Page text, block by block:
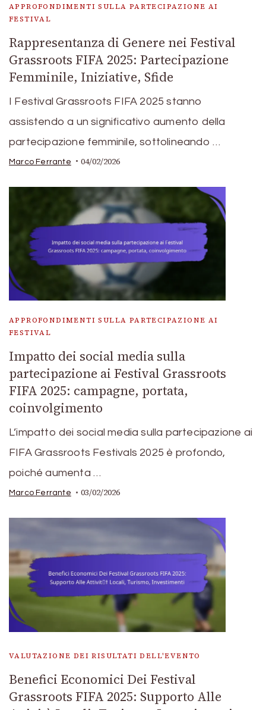
APPROFONDIMENTI SULLA PARTECIPAZIONE AI
FESTIVAL
Rappresentanza di Genere nei Festival
Grassroots FIFA 2025: Partecipazione
Femminile, Iniziative, Sfide
I Festival Grassroots FIFA 2025 stanno
assistendo a un significativo aumento della
partecipazione femminile, sottolineando …
Marco Ferrante 04/02/2026
APPROFONDIMENTI SULLA PARTECIPAZIONE AI
FESTIVAL
Impatto dei social media sulla
partecipazione ai Festival Grassroots
FIFA 2025: campagne, portata,
coinvolgimento
L’impatto dei social media sulla partecipazione ai
FIFA Grassroots Festivals 2025 è profondo,
poiché aumenta …
Marco Ferrante 03/02/2026
VALUTAZIONE DEI RISULTATI DELL'EVENTO
Benefici Economici Dei Festival
Grassroots FIFA 2025: Supporto Alle